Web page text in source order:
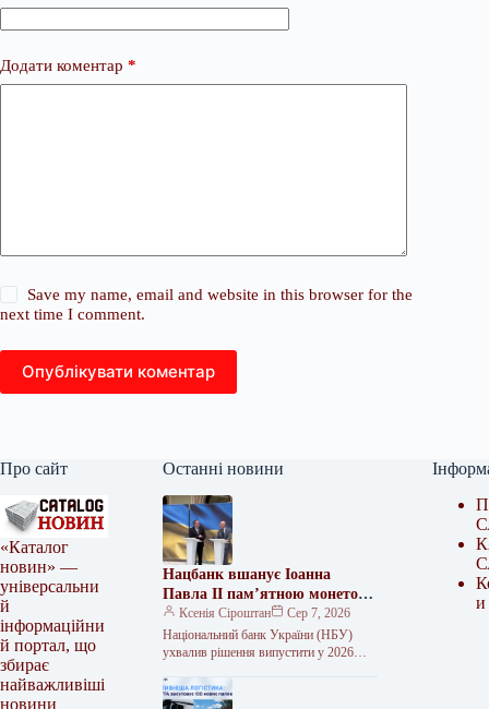
Додати коментар *
Save my name, email and website in this browser for the
next time I comment.
Опублікувати коментар
Про сайт
«Каталог
новин» —
універсальни
й
інформаційни
й портал, що
збирає
найважливіші
новини
Останні новини
Нацбанк вшанує Іоанна
Павла II пам’ятною монетою
2026 року
Ксенія Сіроштан
Сер 7, 2026
Національний банк України (НБУ)
ухвалив рішення випустити у 2026
Папі Римському Іоанну Павлу II та 25-
річчю…
и